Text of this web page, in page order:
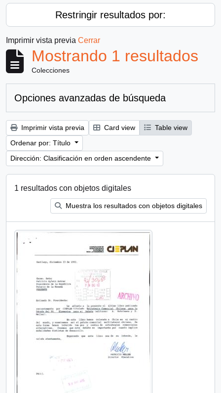
Restringir resultados por:
Imprimir vista previa Cerrar
Mostrando 1 resultados
Colecciones
Opciones avanzadas de búsqueda
Imprimir vista previa Card view
Table view
Ordenar por: Título
Dirección: Clasificación en orden ascendente
1 resultados con objetos digitales
Muestra los resultados con objetos digitales